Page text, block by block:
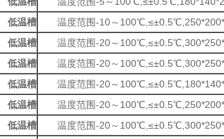
低温槽
温度范围-10～
低温槽
温度范围-20～
低温槽
温度范围-20～
低温槽
温度范围-20～
低温槽
温度范围-20～
低温槽
温度范围-20～